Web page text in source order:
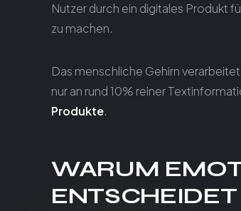
Nutzer durch ein digitales Produkt
zu machen.
Das menschliche Gehirn
nur an rund 10% reiner
Produkte.
WARUM
ENTSCHEIDET